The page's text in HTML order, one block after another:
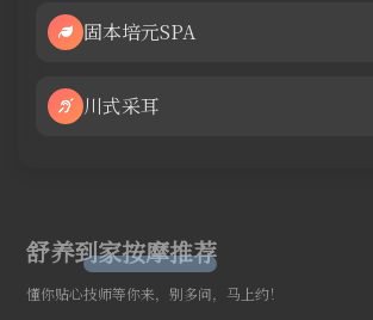
固本培元SPA
川式采耳
舒养到家按摩推荐
懂你贴心技师等你来，别多问，马上约！